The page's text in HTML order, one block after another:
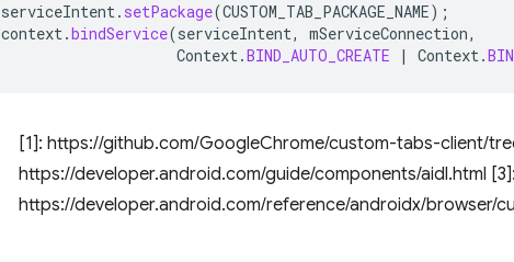
serviceIntent. setPackage(CUSTOM_TAB_PACKAGE_NAME);
context.bindService(serviceIntent, mServiceConnection,
Context.BIND_AUTO_CREATE | Context.
[1]: https://github.com/GoogleChrome/custom-tabs-client/
https://developer.android.com/guide/components/aidl.html [3]:
https://developer.android.com/reference/androidx/browser/